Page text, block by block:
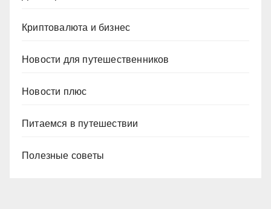
Криптовалюта и бизнес
Новости для путешественников
Новости плюс
Питаемся в путешествии
Полезные советы